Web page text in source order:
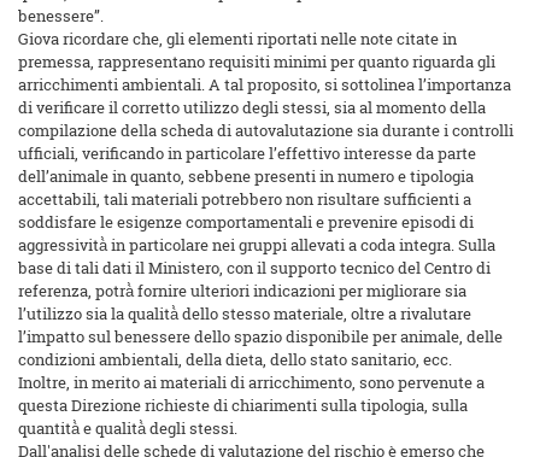
benessere”.
Giova ricordare che, gli elementi riportati nelle note citate in
premessa, rappresentano requisiti minimi per quanto riguarda gli
arricchimenti ambientali. A tal proposito, si sottolinea l’importanza
di verificare il corretto utilizzo degli stessi, sia al momento della
compilazione della scheda di autovalutazione sia durante i controlli
ufficiali, verificando in particolare l’effettivo interesse da parte
dell’animale in quanto, sebbene presenti in numero e tipologia
accettabili, tali materiali potrebbero non risultare sufficienti a
soddisfare le esigenze comportamentali e prevenire episodi di
aggressività̀ in particolare nei gruppi allevati a coda integra. Sulla
base di tali dati il Ministero, con il supporto tecnico del Centro di
referenza, potrà̀ fornire ulteriori indicazioni per migliorare sia
l’utilizzo sia la qualità̀ dello stesso materiale, oltre a rivalutare
l’impatto sul benessere dello spazio disponibile per animale, delle
condizioni ambientali, della dieta, dello stato sanitario, ecc.
Inoltre, in merito ai materiali di arricchimento, sono pervenute a
questa Direzione richieste di chiarimenti sulla tipologia, sulla
quantità̀ e qualità̀ degli stessi.
Dall'analisi delle schede di valutazione del rischio è emerso che